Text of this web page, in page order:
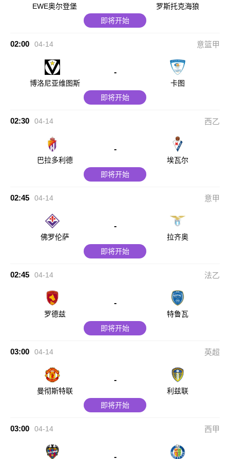
EWE奥尔登堡
罗斯托克海狼
即将开始
02:00 04-14 意篮甲
博洛尼亚维图斯
-
卡图
即将开始
02:30 04-14 西乙
巴拉多利德
-
埃瓦尔
即将开始
02:45 04-14 意甲
佛罗伦萨
-
拉齐奥
即将开始
02:45 04-14 法乙
罗德兹
-
特鲁瓦
即将开始
03:00 04-14 英超
曼彻斯特联
-
利兹联
即将开始
03:00 04-14 西甲
-